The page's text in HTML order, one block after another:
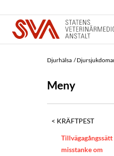
Djurhälsa
Meny
KRÄFTPEST
Tillvägagångssätt
misstanke om